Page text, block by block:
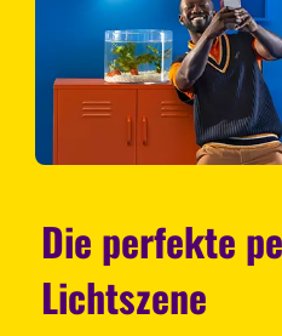
Die perfekte
Lichtszene